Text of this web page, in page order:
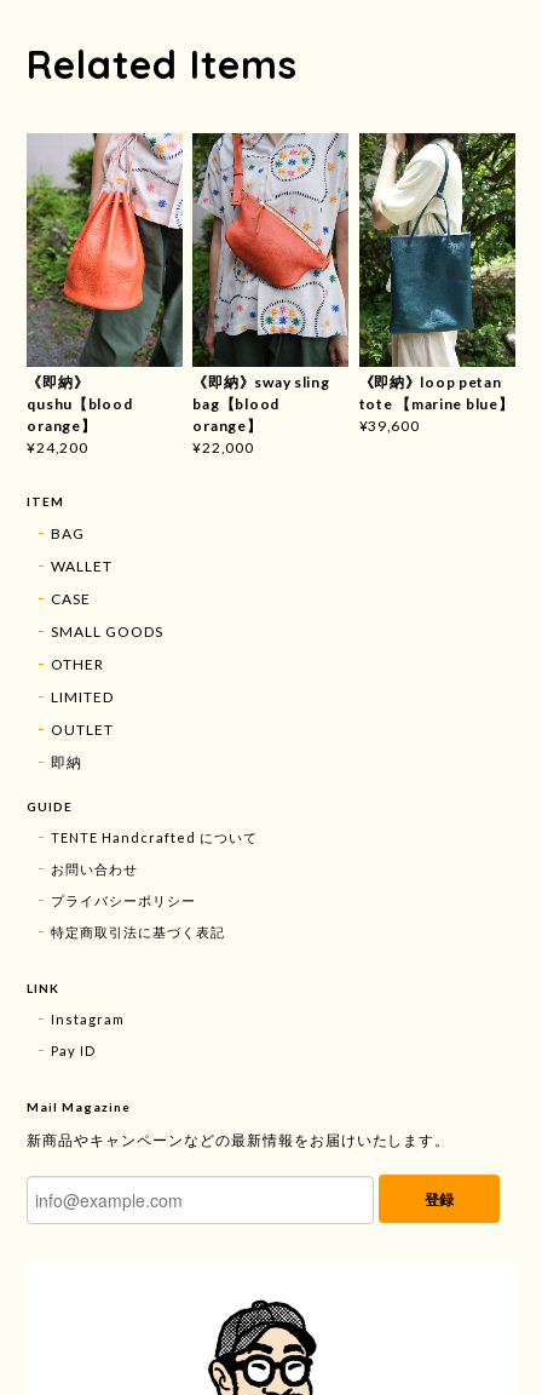
Related Items
《即納》
qushu【blood
orange】
¥24,200
《即納》sway sling
bag【blood
orange】
¥22,000
《即納》loop petan
tote 【marine blue】
¥39,600
ITEM
BAG
WALLET
CASE
SMALL GOODS
OTHER
LIMITED
OUTLET
即納
GUIDE
TENTE Handcrafted について
お問い合わせ
プライバシーポリシー
特定商取引法に基づく表記
LINK
Instagram
Pay ID
Mail Magazine
新商品やキャンペーンなどの最新情報をお届けいたします。
登録